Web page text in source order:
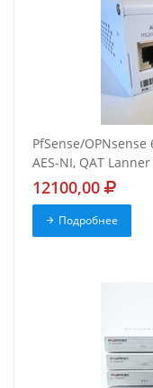
PfSense/OPNsense
AES-NI, QAT
12100,00
Подробнее